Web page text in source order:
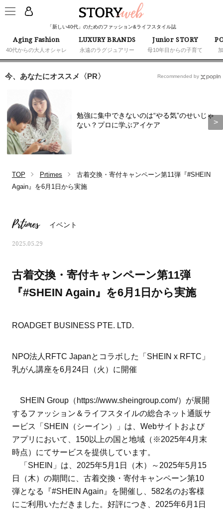
「新しい40代」のためのファッション&ライフスタイル誌
Aging Fashion
40代からの大人オシャレ
LUXURY BRANDS
永遠のラグジュアリー
Junior STORY
母10年目からの子育て
ス学」
タログ
今、あなたにオススメ〈PR〉
勉強に集中できないのは“やる気”のせいじゃ
ない？プロに学ぶアイケア
Recommended by
TOP Prtimes
古着交換・寄付キャンペーン第11弾『#SHEIN
Again』を6月1日から実施
Prtimes イベント
2025.05.29
古着交換・寄付キャンペーン第11弾
『#SHEIN Again』を6月1日から実施
ROADGET BUSINESS PTE. LTD.
NPO法人RFTC Japanとコラボした「SHEIN x RFTC」
乳がん講座を6月24日（火）に開催
SHEIN Group（https://www.sheingroup.com/）が展開
するファッション＆ライフスタイルの総合ネット通販サ
ービス「SHEIN（シーイン）」は、Webサイトおよび
アプリにおいて、150以上の国と地域（※2025年4月末
時点）にてサービスを提供しています。
「SHEIN」は、2025年5月1日（木）～2025年5月15
日（木）の期間に、古着交換・寄付キャンペーン第10
弾となる『#SHEIN Again』を開催し、582名のお客様
にご利用いただきました。好評につき、2025年6月1日